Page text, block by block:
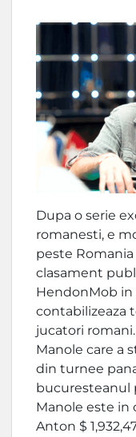
Dupa o serie
romanesti, e
peste
clasament
HendonMob in
contabilizeaza
jucatori
Manole care a
din turnee
bucuresteanul
Manole este
Anton $